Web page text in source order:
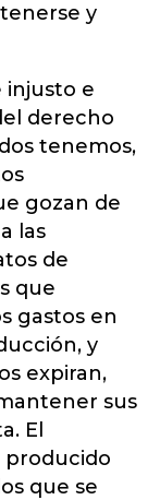
y
injusto e
derecho
tenemos,
gozan de
las
de
que
gastos en
y
expiran,
sus
El
producido
que se